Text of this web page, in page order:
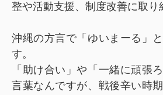
整や活動支援、制度改善に取り
沖縄の方言で「ゆいまーる」
す。
「助け合い」や「一緒に頑張
言葉なんですが、戦後辛い時